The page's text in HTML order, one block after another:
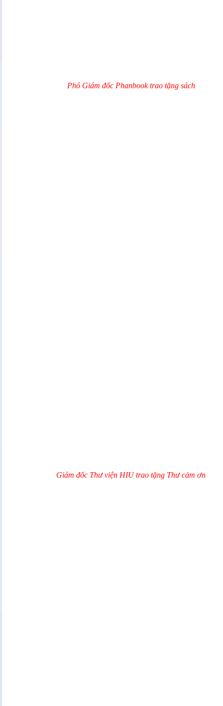
Phó Giám đốc Phanbook trao tặng sách
Giám đốc Thư viện HIU trao tặng Thư cảm ơn